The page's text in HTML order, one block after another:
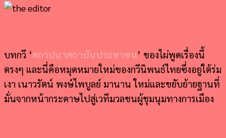
บทกวี ‘สถาปนาสถาบันประชาชน’ ของไผ่พูดเรื่องนี้
ตรงๆ และนี่คือหมุดหมายใหม่ของกวีนิพนธ์ไทยซึ่งอยู่ใต้ร่ม
เงา เนาวรัตน์ พงษ์ไพบูลย์ มานาน ใหม่และขยับย้ายฐานที่
มั่นจากหน้ากระดาษไปสู่เวทีมวลชนผู้ชุมนุมทางการเมือง